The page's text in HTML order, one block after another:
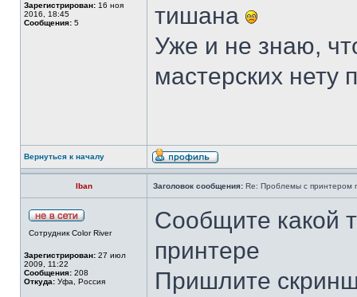
Зарегистрирован: 16 ноя
2016, 18:45
Сообщения: 5
тишана
Уже и не знаю,
мастерских нету
Вернуться к началу
Iban Заголовок сообщения: Re: Проблемы с принтером
Сотрудник Color River
Зарегистрирован: 27 июл
2009, 11:22
Сообщения: 208
Откуда: Уфа, Россия
Сообщите какой
принтере
Пришлите